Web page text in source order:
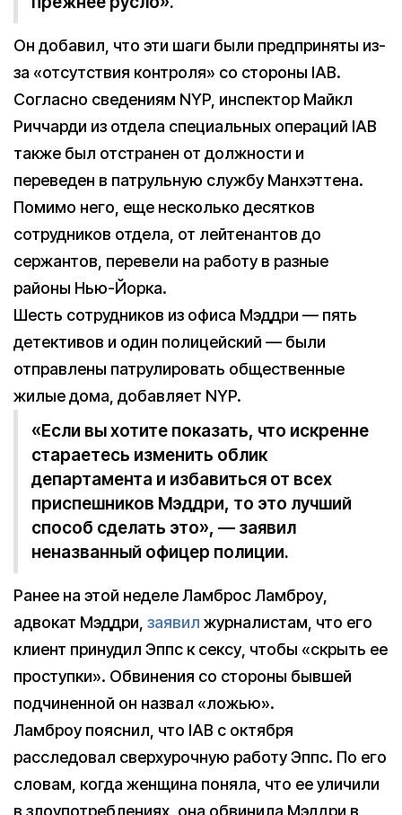
Он добавил, что эти шаги были предприняты из-
за «отсутствия контроля» со стороны IAB.
Согласно сведениям NYP, инспектор Майкл
Риччарди из отдела специальных операций IAB
также был отстранен от должности и
переведен в патрульную службу Манхэттена.
Помимо него, еще несколько десятков
сотрудников отдела, от лейтенантов до
сержантов, перевели на работу в разные
районы Нью-Йорка.
Шесть сотрудников из офиса Мэддри — пять
детективов и один полицейский — были
отправлены патрулировать общественные
жилые дома, добавляет NYP.
«Если вы хотите показать, что искренне
стараетесь изменить облик
департамента и избавиться от всех
приспешников Мэддри, то это лучший
способ сделать это», — заявил
неназванный офицер полиции.
Ранее на этой неделе Ламброс Ламброу,
адвокат Мэддри, заявил журналистам, что его
клиент принудил Эппс к сексу, чтобы «скрыть ее
проступки». Обвинения со стороны бывшей
подчиненной он назвал «ложью».
Ламброу пояснил, что IAB с октября
расследовал сверхурочную работу Эппс. По его
словам, когда женщина поняла, что ее уличили